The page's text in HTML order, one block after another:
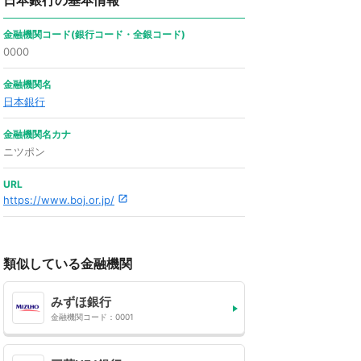
金融機関コード(銀行コード・全銀コード)
0000
金融機関名
日本銀行
金融機関名カナ
ニツポン
URL
https://www.boj.or.jp/
類似している金融機関
みずほ銀行
金融機関コード：0001